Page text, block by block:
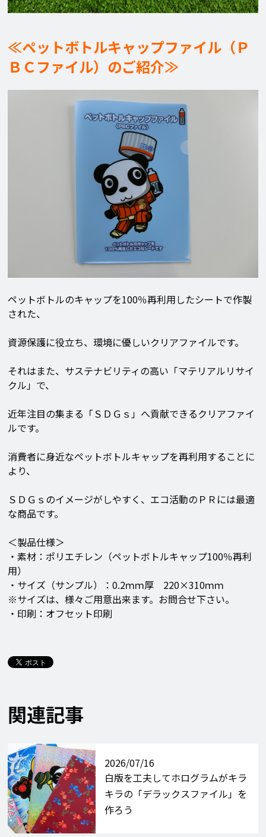
≪ペットボトルキャップファイル（Ｐ
ＢＣファイル）のご紹介≫
ペットボトルのキャップを100％再利用したシートで作製
された、
資源保護に役立ち、環境に優しいクリアファイルです。
それはまた、サステナビリティの高い「マテリアルリサイ
クル」で、
近年注目の集まる「ＳＤＧｓ」へ貢献できるクリアファイ
ルです。
消費者に身近なペットボトルキャップを再利用することに
より、
ＳＤＧｓのイメージがしやすく、エコ活動のＰＲには最適
な商品です。
＜製品仕様＞
・素材：ポリエチレン（ペットボトルキャップ100％再利
用）
・サイズ（サンプル）：0.2ｍｍ厚 220×310ｍｍ
※サイズは、様々ご用意出来ます。お問合せ下さい。
・印刷：オフセット印刷
関連記事
2026/07/16
白版を工夫してホログラムがキラ
キラの「デラックスファイル」を
作ろう